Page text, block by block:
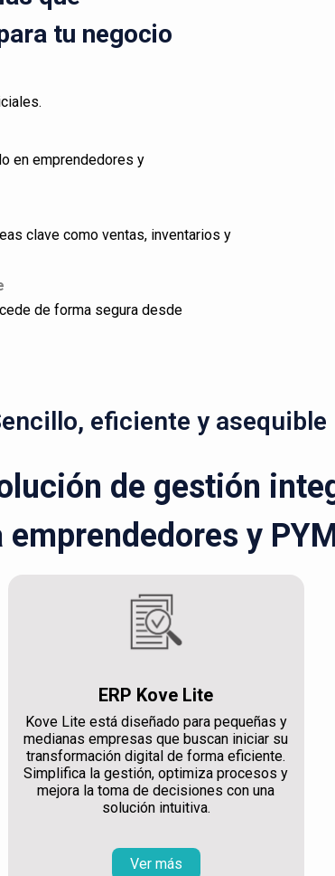
tu negocio
en emprendedores y
clave como ventas, inventarios y
de forma segura desde
eficiente y asequible
de gestión
emprendedores y
ERP Kove Lite
Kove Lite está diseñado para pequeñas y
medianas empresas que buscan iniciar su
transformación digital de forma eficiente.
Simplifica la gestión, optimiza procesos y
mejora la toma de decisiones con una
solución intuitiva.
Ver más